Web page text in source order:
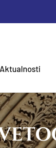
Aktualnosti